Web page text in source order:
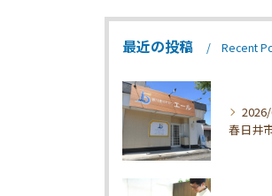
最近の投稿 Recent